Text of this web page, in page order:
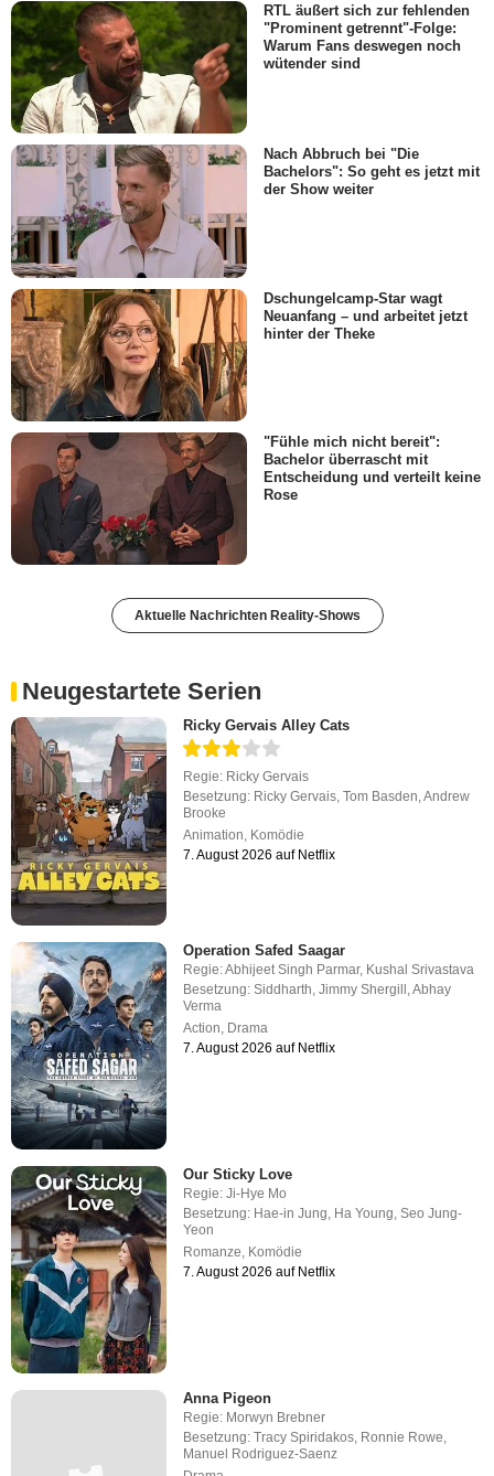
RTL äußert sich zur fehlenden
"Prominent getrennt"-Folge:
Warum Fans deswegen noch
wütender sind
Nach Abbruch bei "Die
Bachelors": So geht es jetzt mit
der Show weiter
Dschungelcamp-Star wagt
Neuanfang – und arbeitet jetzt
hinter der Theke
"Fühle mich nicht bereit":
Bachelor überrascht mit
Entscheidung und verteilt keine
Rose
Aktuelle Nachrichten Reality-Shows
Neugestartete Serien
Ricky Gervais Alley Cats
Regie: Ricky Gervais
Besetzung: Ricky Gervais,Tom Basden,Andrew
Brooke
Animation, Komödie
7. August 2026 auf Netflix
Operation Safed Saagar
Regie:Abhijeet Singh Parmar, Kushal Srivastava
Besetzung:Siddharth ,Jimmy Shergill ,Abhay
Verma
Action Drama
7. August 2026 auf Netflix
Our Sticky Love
Regie:Ji-Hye Mo
Besetzung: Hae-in Jung, Ha Young,Seo Jung-
Yeon
Romanze, Komödie
7. August 2026 auf Netflix
Anna Pigeon
Regie: Morwyn Brebner
Besetzung:Tracy Spiridakos, Ronnie Rowe,
Manuel Rodriguez-Saenz